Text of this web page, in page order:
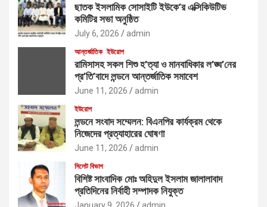
ছাতক ইসলামিক সোসাইটি ইউকে’র এক্সিকিউটিভ
কমিটির সভা অনুষ্ঠিত
July 6, 2026 admin
আন্তর্জাতিক ইউরোপ
রামিসাসহ সকল শিশু হ’ত্যা ও মানবাধিকার ল’ঙ্ঘ’নের
প্র’তি’বাদে লন্ডনে আন্তর্জাতিক সমাবেশ
June 11, 2026 admin
ইউরোপ
লন্ডনে সংবাদ সম্মেলন: বিএনপির কার্যক্রম থেকে
নিজেদের প্রত্যাহারের ঘোষণা
June 11, 2026 admin
সিলেট বিভাগ
বিশিষ্ট সাংবাদিক মোঃ অহিদুল ইসলাম জালালাবাদ
প্রতিদিনের নির্বাহী সম্পাদক নিযুক্ত
January 9, 2026 admin